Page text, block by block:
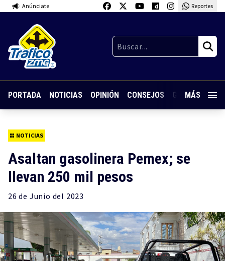
Anúnciate Reportes
PORTADA NOTICIAS OPINIÓN CONSEJOS GUARDIA
MÁS
NOTICIAS
Asaltan gasolinera Pemex; se
llevan 250 mil pesos
26 de Junio del 2023